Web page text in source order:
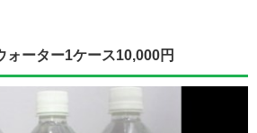
ォーター1ケース10,000円